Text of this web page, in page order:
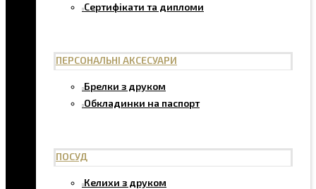
Сертифікати та дипломи
ПЕРСОНАЛЬНІ АКСЕСУАРИ
Брелки з друком
Обкладинки на паспорт
ПОСУД
Келихи з друком